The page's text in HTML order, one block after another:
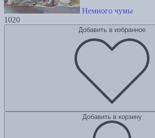
Немного чумы
1020
Добавить в избранное
Добавить в корзину